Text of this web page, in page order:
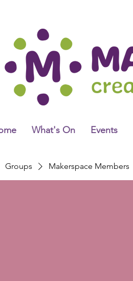
What's On Events
Groups Makerspace Members